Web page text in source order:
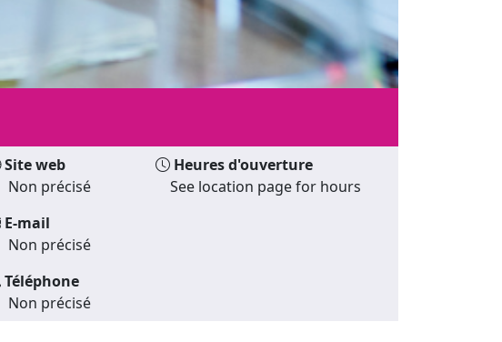
Site web
Non précisé
E-mail
Non précisé
Téléphone
Non précisé
Heures d'ouverture
See location page for hours